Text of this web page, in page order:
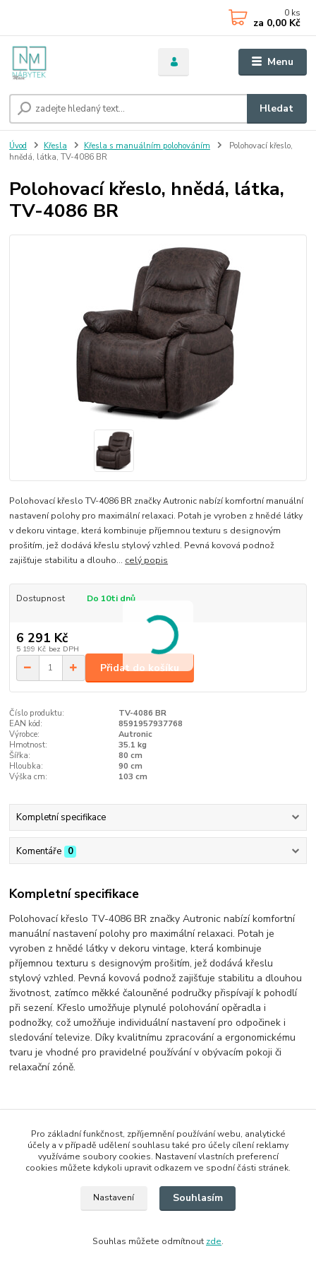
Menu
Hledat
0 ks
za 0,00 Kč
Úvod Křesla Křesla s manuálním polohováním
Polohovací křeslo,
hnědá, látka, TV-4086 BR
Polohovací křeslo, hnědá, látka,
TV-4086 BR
Polohovací křeslo TV-4086 BR značky Autronic nabízí komfortní manuální
nastavení polohy pro maximální relaxaci. Potah je vyroben z hnědé látky
v dekoru vintage, která kombinuje příjemnou texturu s designovým
prošitím, jež dodává křeslu stylový vzhled. Pevná kovová podnož
zajišťuje stabilitu a dlouho... celý popis
Dostupnost Do 10ti dnů
6 291 Kč
5 199 Kč bez DPH
Přidat do košíku
Číslo produktu:
TV-4086 BR
EAN kód:
8591957937768
Výrobce:
Autronic
Hmotnost:
35.1 kg
Šířka:
80 cm
Hloubka:
90 cm
Výška cm:
103 cm
Kompletní specifikace
Komentáře 0
Kompletní specifikace
Polohovací křeslo TV-4086 BR značky Autronic nabízí komfortní
manuální nastavení polohy pro maximální relaxaci. Potah je
vyroben z hnědé látky v dekoru vintage, která kombinuje
příjemnou texturu s designovým prošitím, jež dodává křeslu
stylový vzhled. Pevná kovová podnož zajišťuje stabilitu a dlouhou
životnost, zatímco měkké čalouněné područky přispívají k pohodlí
při sezení. Křeslo umožňuje plynulé polohování opěradla i
podnožky, což umožňuje individuální nastavení pro odpočinek i
sledování televize. Díky kvalitnímu zpracování a ergonomickému
tvaru je vhodné pro pravidelné používání v obývacím pokoji či
relaxační zóně.
Zboží zařazeno v kategoriích
Křesla
Křesla s manuálním polohováním
Pro základní funkčnost, zpříjemnění používání webu, analytické
účely a v případě udělení souhlasu také pro účely cílení reklamy
využíváme soubory cookies. Nastavení vlastních preferencí
cookies můžete kdykoli upravit odkazem ve spodní části stránek.
Nastavení Souhlasím
Souhlas můžete odmítnout zde.